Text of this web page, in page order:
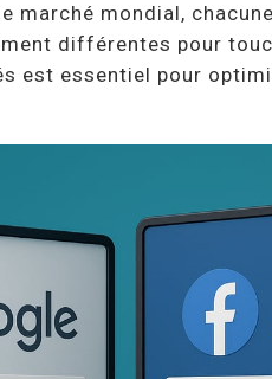
marché mondial,
différentes pour
est essentiel pour